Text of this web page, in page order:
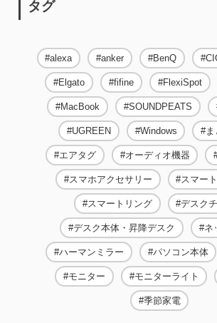
タグ
alexa anker BenQ
Elgato fifine FlexiSpot
MacBook SOUNDPEATS
UGREEN Windows ま
エアタグ オーディオ機器
スマホアクセサリー スマー
スマートリング デスク
デスク本体・昇降デスク ネ
ハーマンミラー パソコン本体
モニター モニターライト
季節家電